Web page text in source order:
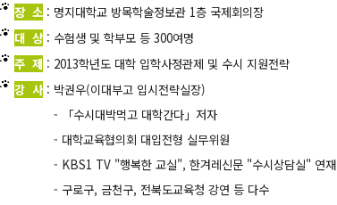
장 소 : 명지대학교 방목학술정보관 1층 국제회의장
대 상 : 수험생 및 학부모 등 300여명
주 제 : 2013학년도 대학 입학사정관제 및 수시 지원전략
강 사 : 박권우(이대부고 입시전략실장)
- 「수시대박먹고 대학간다」저자
- 대학교육협의회 대입전형 실무위원
- KBS1 TV "행복한 교실", 한겨레신문 "수시상담실" 연재
- 구로구, 금천구, 전북도교육청 강연 등 다수